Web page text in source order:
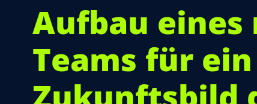
Aufbau eines
Teams für